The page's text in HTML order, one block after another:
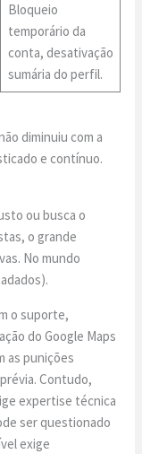
Bloqueio
temporário da
conta, desativação
sumária do perfil.
diminuiu com a
e contínuo.
ou busca o
o grande
No mundo
o suporte,
do Google Maps
as punições
Contudo,
expertise técnica
ser questionado
exige